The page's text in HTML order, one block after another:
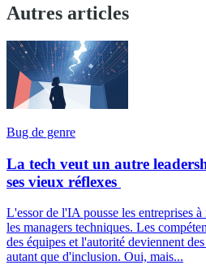
Autres articles
Bug de genre
La tech veut un autre
ses vieux réflexes
L'essor de l'IA pousse les entreprises
les managers techniques. Les
des équipes et l'autorité deviennent
autant que d'inclusion. Oui, mais...